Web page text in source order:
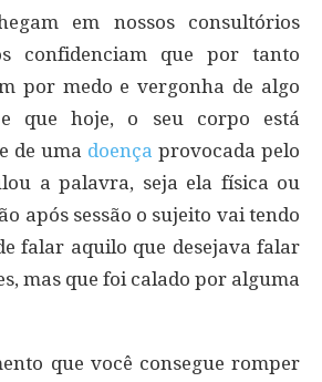
em nossos consultórios
confidenciam que por tanto
por medo e vergonha de algo
que hoje, o seu corpo está
de uma doença provocada pelo
a palavra, seja ela física ou
após sessão o sujeito vai tendo
falar aquilo que desejava falar
mas que foi calado por alguma
que você consegue romper